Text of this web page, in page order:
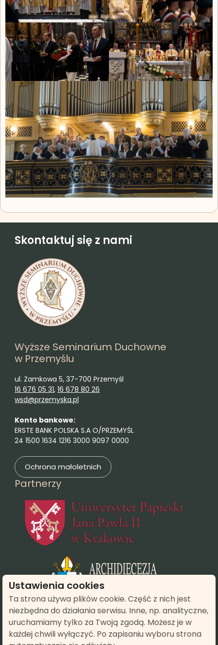
Skontaktuj się z nami
Wyższe Seminarium Duchowne
w Przemyślu
ul. Zamkowa 5, 37-700 Przemyśl
16 676 05 31, 16 678 80 26
wsd@przemyska.pl
Konto bankowe:
ERSTE BANK POLSKA S.A O/PRZEMYŚL
24 1500 1634 1216 3000 9097 0000
Ochrona małoletnich
Partnerzy
(otwiera się w
Ustawienia cookies
Ta strona używa plików cookie. Część z nich jest
niezbędna do działania serwisu. Inne, np. analityczne,
uruchamiamy tylko za Twoją zgodą. Możesz je w
każdej chwili wyłączyć. Po zapisaniu wyboru strona